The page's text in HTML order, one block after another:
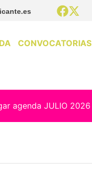
CONVOCATORIAS
agenda JULIO 2026